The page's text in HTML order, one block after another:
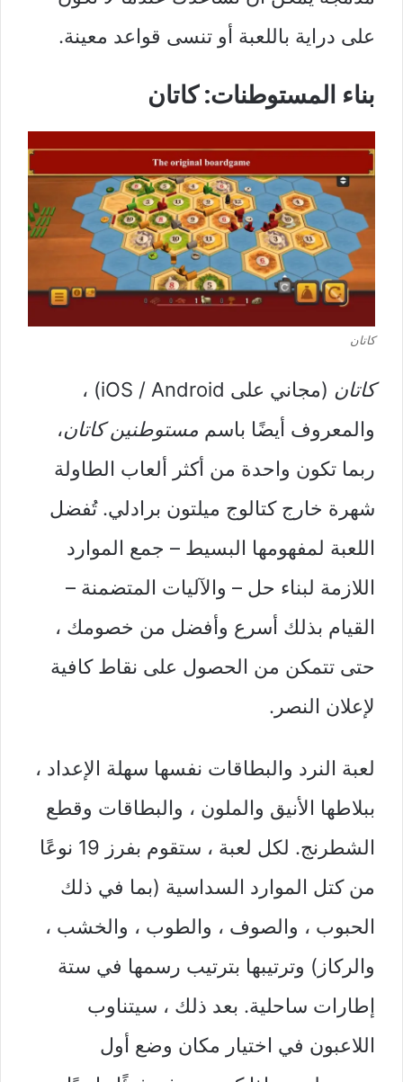
على دراية باللعبة أو تنسى قواعد معينة.
بناء المستوطنات: كاتان
كاتان
كاتان
(مجاني على iOS / Android) ،
والمعروف أيضًا باسم مستوطنين كاتان،
ربما تكون واحدة من أكثر ألعاب الطاولة
شهرة خارج كتالوج ميلتون برادلي. تُفضل
اللعبة لمفهومها البسيط – جمع الموارد
اللازمة لبناء حل – والآليات المتضمنة –
القيام بذلك أسرع وأفضل من خصومك ،
حتى تتمكن من الحصول على نقاط كافية
لإعلان النصر.
لعبة النرد والبطاقات نفسها سهلة الإعداد ،
ببلاطها الأنيق والملون ، والبطاقات وقطع
الشطرنج. لكل لعبة ، ستقوم بفرز 19 نوعًا
من كتل الموارد السداسية (بما في ذلك
الحبوب ، والصوف ، والطوب ، والخشب ،
والركاز) وترتيبها بترتيب رسمها في ستة
إطارات ساحلية. بعد ذلك ، سيتناوب
اللاعبون في اختيار مكان وضع أول